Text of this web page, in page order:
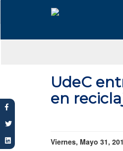
contenido
UdeC
en
Viernes, Mayo 31,